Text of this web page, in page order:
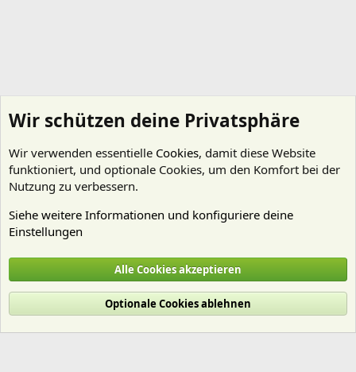
Cookies
Deutsch (Du)
Nutzungsbedingungen
Datenschutz Hilfe und Impressum
R
Wir schützen deine Privatsphäre
Wir verwenden essentielle Cookies, damit diese Website
funktioniert, und optionale Cookies, um den Komfort bei der
Nutzung zu verbessern.
Siehe weitere Informationen und konfiguriere deine
Einstellungen
Alle Cookies akzeptieren
Optionale Cookies ablehnen